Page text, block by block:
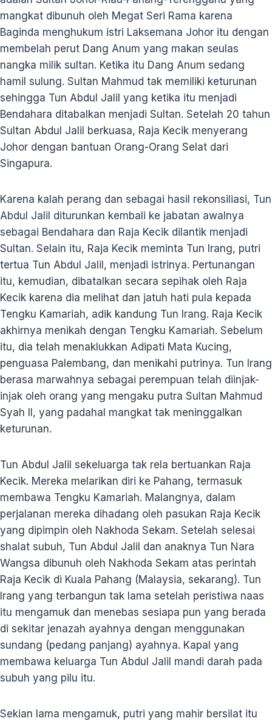
mangkat dibunuh oleh Megat Seri Rama karena
Baginda menghukum istri Laksemana Johor itu dengan
membelah perut Dang Anum yang makan seulas
nangka milik sultan. Ketika itu Dang Anum sedang
hamil sulung. Sultan Mahmud tak memiliki keturunan
sehingga Tun Abdul Jalil yang ketika itu menjadi
Bendahara ditabalkan menjadi Sultan. Setelah 20 tahun
Sultan Abdul Jalil berkuasa, Raja Kecik menyerang
Johor dengan bantuan Orang-Orang Selat dari
Singapura.
Karena kalah perang dan sebagai hasil rekonsiliasi, Tun
Abdul Jalil diturunkan kembali ke jabatan awalnya
sebagai Bendahara dan Raja Kecik dilantik menjadi
Sultan. Selain itu, Raja Kecik meminta Tun Irang, putri
tertua Tun Abdul Jalil, menjadi istrinya. Pertunangan
itu, kemudian, dibatalkan secara sepihak oleh Raja
Kecik karena dia melihat dan jatuh hati pula kepada
Tengku Kamariah, adik kandung Tun Irang. Raja Kecik
akhirnya menikah dengan Tengku Kamariah. Sebelum
itu, dia telah menaklukkan Adipati Mata Kucing,
penguasa Palembang, dan menikahi putrinya. Tun Irang
berasa marwahnya sebagai perempuan telah diinjak-
injak oleh orang yang mengaku putra Sultan Mahmud
Syah II, yang padahal mangkat tak meninggalkan
keturunan.
Tun Abdul Jalil sekeluarga tak rela bertuankan Raja
Kecik. Mereka melarikan diri ke Pahang, termasuk
membawa Tengku Kamariah. Malangnya, dalam
perjalanan mereka dihadang oleh pasukan Raja Kecik
yang dipimpin oleh Nakhoda Sekam. Setelah selesai
shalat subuh, Tun Abdul Jalil dan anaknya Tun Nara
Wangsa dibunuh oleh Nakhoda Sekam atas perintah
Raja Kecik di Kuala Pahang (Malaysia, sekarang). Tun
Irang yang terbangun tak lama setelah peristiwa naas
itu mengamuk dan menebas sesiapa pun yang berada
di sekitar jenazah ayahnya dengan menggunakan
sundang (pedang panjang) ayahnya. Kapal yang
membawa keluarga Tun Abdul Jalil mandi darah pada
subuh yang pilu itu.
Sekian lama mengamuk, putri yang mahir bersilat itu